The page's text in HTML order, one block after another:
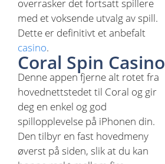
overrasker det fortsatt spillere
med et voksende utvalg av spill.
Dette er definitivt et anbefalt
casino.
Coral Spin Casino
Denne appen fjerne alt rotet fra
hovednettstedet til Coral og gir
deg en enkel og god
spillopplevelse på iPhonen din.
Den tilbyr en fast hovedmeny
øverst på siden, slik at du kan